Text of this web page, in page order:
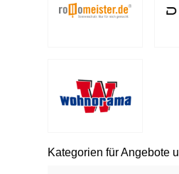
Kategorien für Angebote